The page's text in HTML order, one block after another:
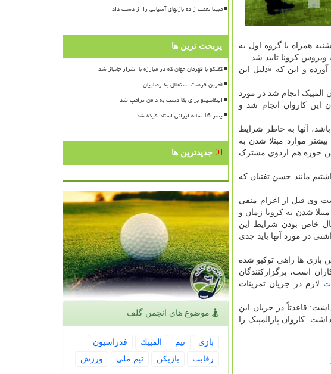
همراه با گروه اول به
کرونا تایید شد.
و این که «دلیل این
المپیک انجام شد در مورد
این کاروان انجام شد و
آنها به خاطر شرایط
موارد مبتلا شدن به
این حوزه هم اردوی مشترک
مانند حسن تفتیان که
وی قبل از اعزام منفی
شدن به کرونا زمان و
خاص بودن شرایط این
در مورد آنها باید جدی
بازی ها راهی توکیو شده
است، برگزارکنندگان
لازم در جریان تمرینات
قاعدتاً در جریان این
کاروان پارالمپیک را
مبینا نعمت زاده بازیهای آسیایی را از دست داد
پربحث ترین ها
گفتگو با قهرمان جهان که در مبارزه با اشرار جانباز شد
آخرین فرصت استقلال به رضاییان
اینفانتینو برای بقا دست به دامن ترامپ شد
پسر 16 ساله ایرانی استاد فیده شد
جدیدترین ها
موضوع های انجمن گلف
بازی تیم المپیك
فدراسیون
رقابت
بازیكن تیم ملی ورزش